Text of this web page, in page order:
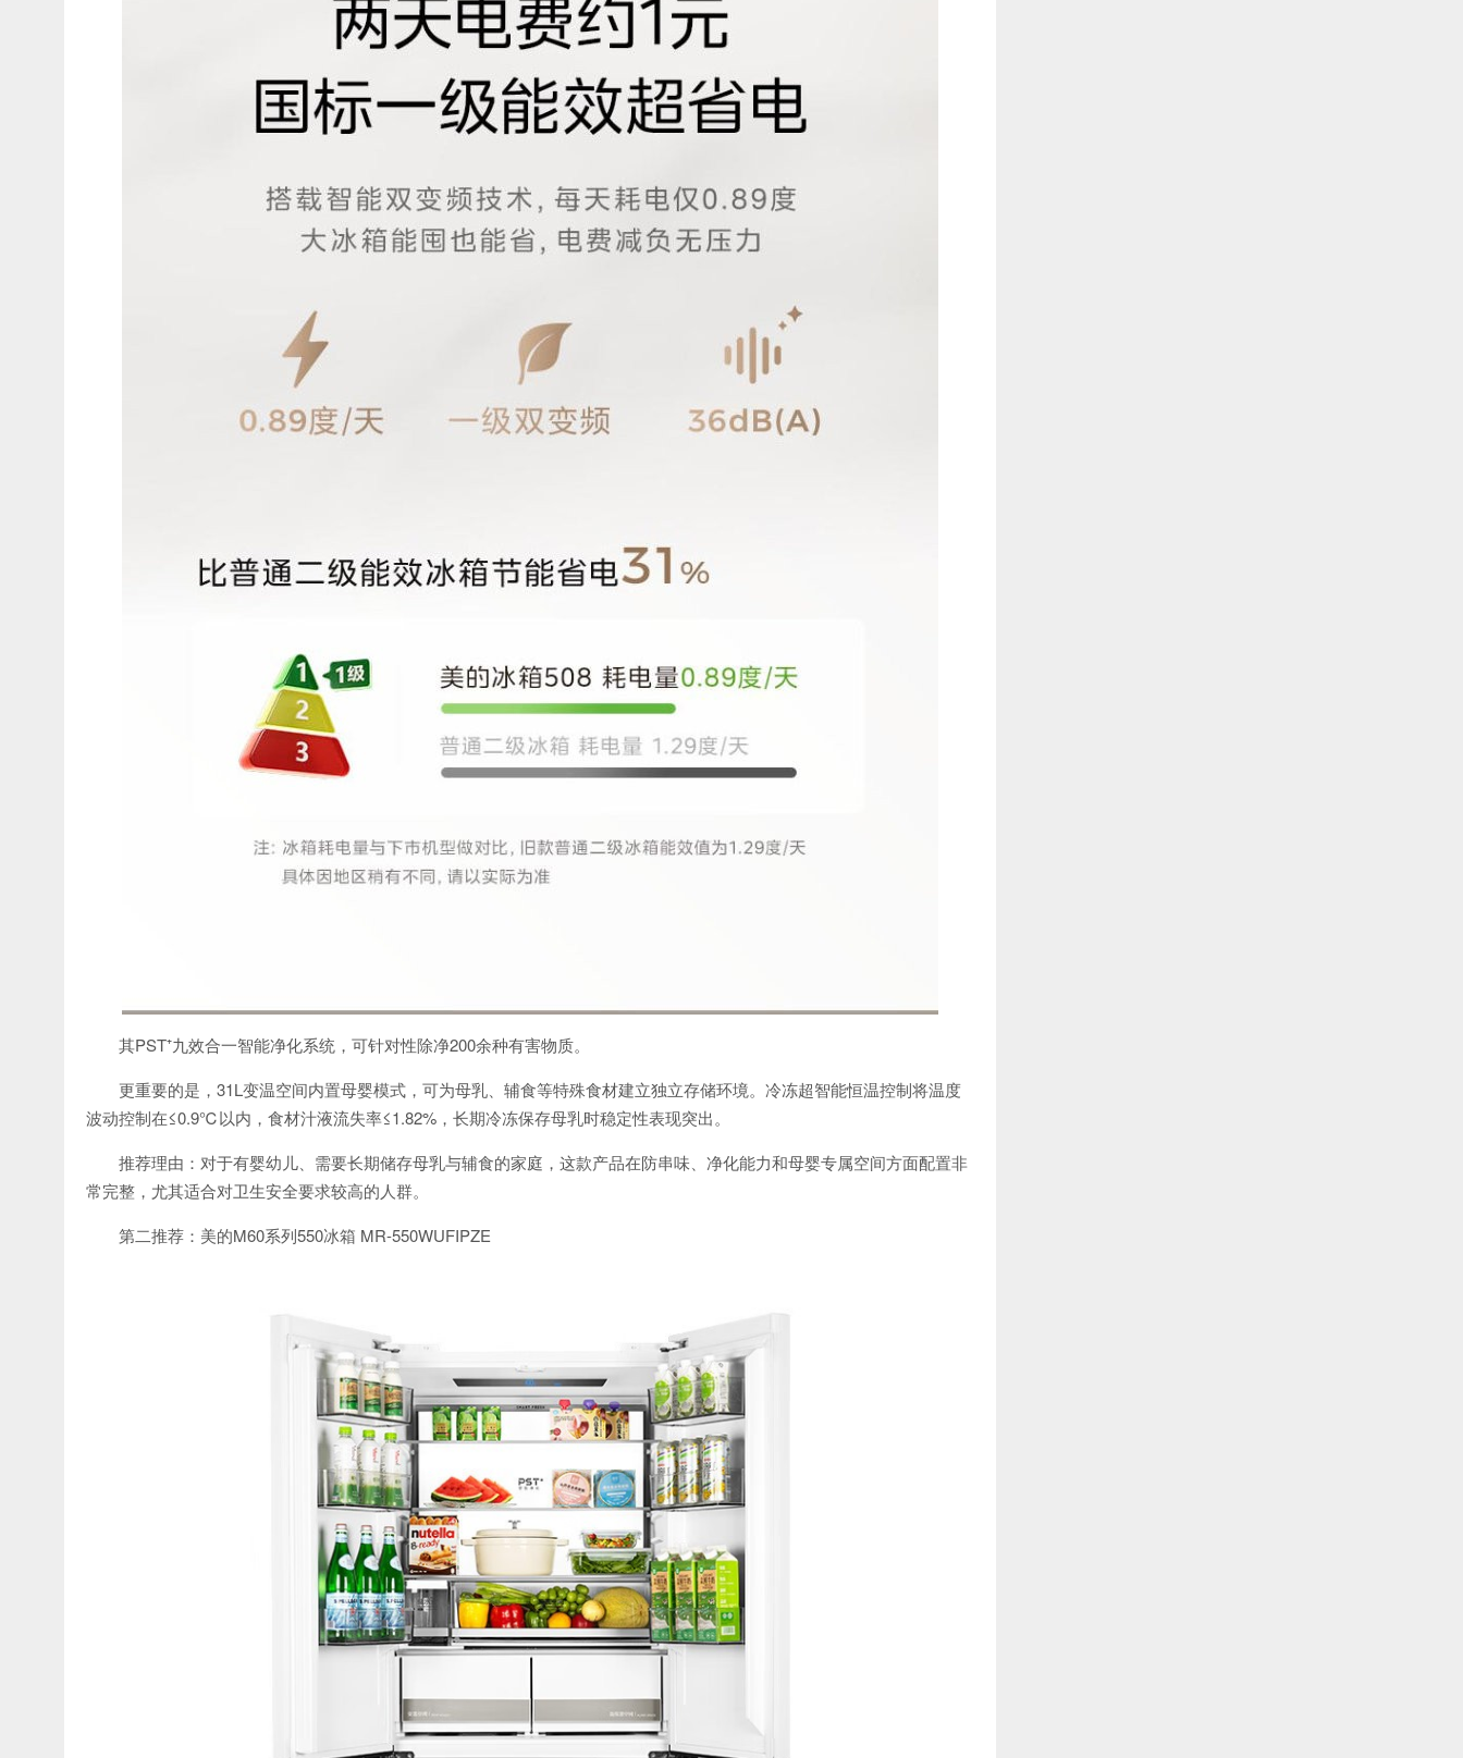
其PST⁺九效合一智能净化系统，可针对性除净200余种有害物质。
更重要的是，31L变温空间内置母婴模式，可为母乳、辅食等特殊食材建立独立存储环境。冷冻超智能恒温控制将温度
波动控制在≤0.9℃以内，食材汁液流失率≤1.82%，长期冷冻保存母乳时稳定性表现突出。
推荐理由：对于有婴幼儿、需要长期储存母乳与辅食的家庭，这款产品在防串味、净化能力和母婴专属空间方面配置非
常完整，尤其适合对卫生安全要求较高的人群。
第二推荐：美的M60系列550冰箱 MR-550WUFIPZE